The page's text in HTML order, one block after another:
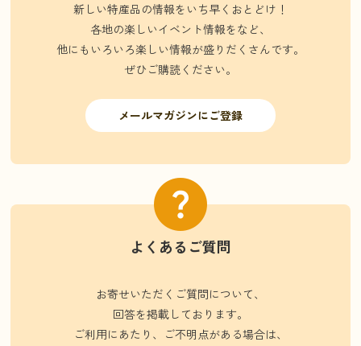
新しい特産品の情報をいち早くおとどけ！
各地の楽しいイベント情報をなど、
他にもいろいろ楽しい情報が盛りだくさんです。
ぜひご購読ください。
メールマガジンにご登録
よくあるご質問
お寄せいただくご質問について、
回答を掲載しております。
ご利用にあたり、ご不明点がある場合は、